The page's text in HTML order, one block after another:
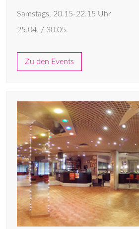
Samstags, 20.15-22.15 Uhr
25.04. / 30.05.
Zu den Events